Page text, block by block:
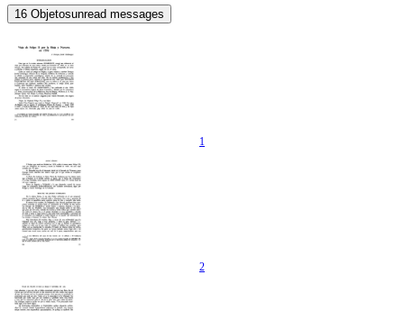
16 Objetosunread messages
1
2